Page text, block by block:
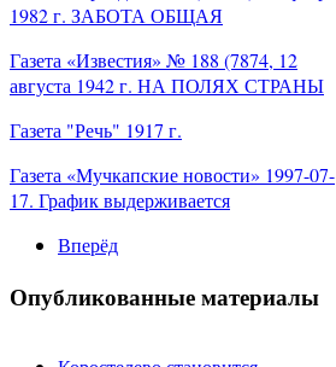
1982 г. ЗАБОТА ОБЩАЯ
Газета «Известия» № 188 (7874, 12
августа 1942 г. НА ПОЛЯХ СТРАНЫ
Газета "Речь" 1917 г.
Газета «Мучкапские новости» 1997-07-
17. График выдерживается
Вперёд
Опубликованные материалы